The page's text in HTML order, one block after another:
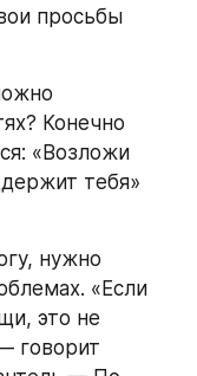
просьбы
Конечно
«Возложи
тебя»
нужно
«Если
это не
говорит